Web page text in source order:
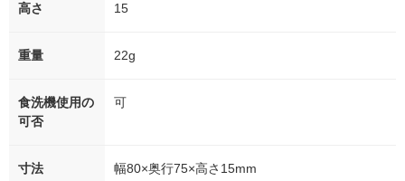
高さ 15
重量 22g
食洗機使用の
可否
可
寸法 幅80×奥行75×高さ15mm